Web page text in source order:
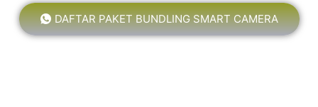
DAFTAR PAKET BUNDLING SMART CAMERA